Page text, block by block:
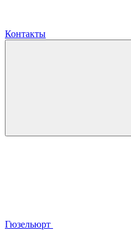
Контакты
Гюзельюрт